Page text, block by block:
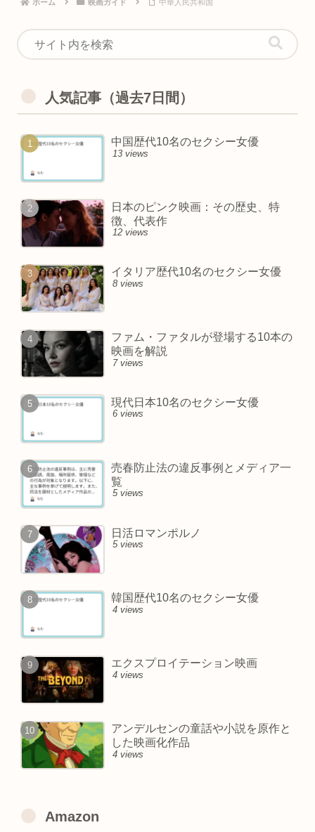
ホーム 映画ガイド 中華人民共和国
人気記事（過去7日間）
中国歴代10名のセクシー女優
13 views
日本のピンク映画：その歴史、特
徴、代表作
12 views
イタリア歴代10名のセクシー女優
8 views
ファム・ファタルが登場する10本の
映画を解説
7 views
現代日本10名のセクシー女優
6 views
売春防止法の違反事例とメディア一
覧
5 views
日活ロマンポルノ
5 views
韓国歴代10名のセクシー女優
4 views
エクスプロイテーション映画
4 views
アンデルセンの童話や小説を原作と
した映画化作品
4 views
Amazon